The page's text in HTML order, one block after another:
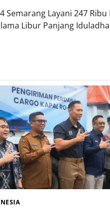
Semarang Layani 247 Ribu
Libur Panjang